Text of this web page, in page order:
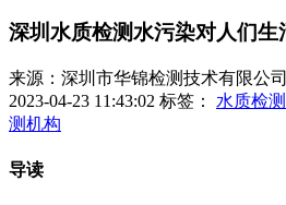
深圳水质检测水污染对人们生
来源：深圳市华锦检测技术有限公司
2023-04-23 11:43:02 标签： 水质检测
测机构
导读